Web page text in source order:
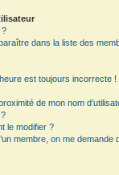
?
dans la liste des
est toujours incorrecte !
de mon nom
le modifier ?
membre, on me demande